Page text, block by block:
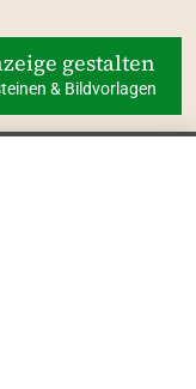
gestalten
& Bildvorlagen